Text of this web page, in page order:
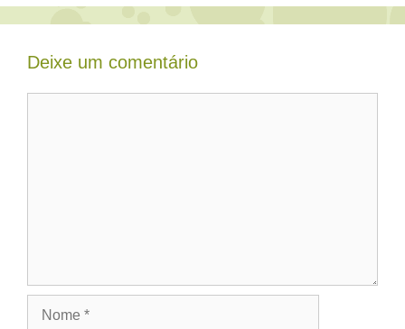
Deixe um comentário